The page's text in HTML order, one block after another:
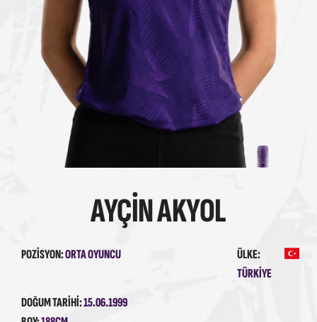
AYÇIN AKYOL
POZISYON:ORTA OYUNCU
ÜLKE:
TÜRKIYE
DOĞUM TARIHI:15.06.1999